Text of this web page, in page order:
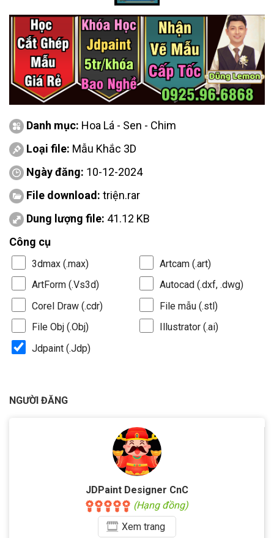
Danh mục: Hoa Lá - Sen - Chim
Loại file: Mẫu Khắc 3D
Ngày đăng: 10-12-2024
File download: triện.rar
Dung lượng file: 41.12 KB
Công cụ
3dmax (.max)
Artcam (.art)
ArtForm (.Vs3d)
Autocad (.dxf, .dwg)
Corel Draw (.cdr)
File mẫu (.stl)
File Obj (.Obj)
Illustrator (.ai)
Jdpaint (.Jdp)
NGƯỜI ĐĂNG
JDPaint Designer CnC
(Hạng đồng)
Xemtrang